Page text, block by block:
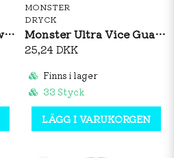
Monster Ultra Blue Hawaiian 473ml
MONSTER
DRYCK
Monster Ultra Vice Guava 473ml
25,24 DKK
Finns i lager
33 Styck
LÄGG I VARUKORGEN